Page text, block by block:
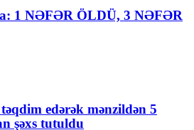
1 NƏFƏR ÖLDÜ, 3 NƏFƏR
edərək mənzildən 5
şəxs tutuldu